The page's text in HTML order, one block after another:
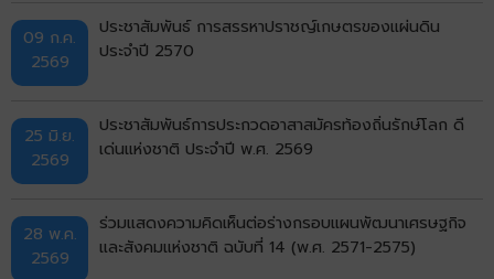
09 ก.ค.
2569
ประชาสัมพันธ์ การสรรหาปราชญ์เกษตรของแผ่นดิน
ประจำปี 2570
25 มิ.ย.
2569
ประชาสัมพันธ์การประกวดอาสาสมัครท้องถิ่นรักษ์โลก ดี
เด่นแห่งชาติ ประจำปี พ.ศ. 2569
28 พ.ค.
2569
ร่วมแสดงความคิดเห็นต่อร่างกรอบแผนพัฒนาเศรษฐกิจ
และสังคมแห่งชาติ ฉบับที่ 14 (พ.ศ. 2571-2575)